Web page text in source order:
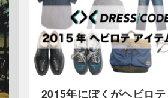
2015年にぼくがヘビロ